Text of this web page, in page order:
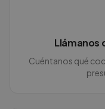
Llámanos
Cuéntanos qué